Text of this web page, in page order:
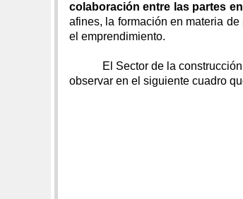
colaboración entre las partes
afines, la formación en materia
el emprendimiento.
El Sector de la
observar en el siguiente cuadro